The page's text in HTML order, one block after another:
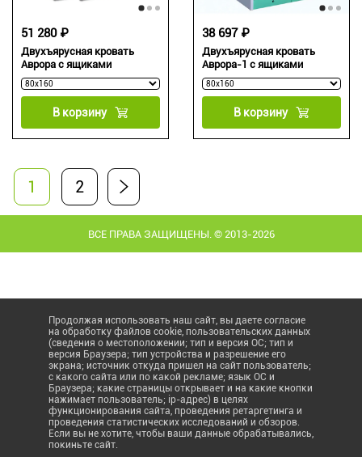
Двухъярусная кровать
Аврора с ящиками
51 280 ₽
В корзину
Двухъярусная кровать
Аврора-1 с ящиками
38 697 ₽
В корзину
1 2
ВСЕ ПРАВА ЗАЩИЩЕНЫ. © 2013-2026
Продолжая использовать наш сайт, вы даете согласие
на обработку файлов cookie, пользовательских данных
(сведения о местоположении; тип и версия ОС; тип и
версия Браузера; тип устройства и разрешение его
экрана; источник откуда пришел на сайт пользователь;
с какого сайта или по какой рекламе; язык ОС и
Браузера; какие страницы открывает и на какие кнопки
нажимает пользователь; ip-адрес) в целях
функционирования сайта, проведения ретаргетинга и
проведения статистических исследований и обзоров.
Если вы не хотите, чтобы ваши данные обрабатывались,
покиньте сайт.